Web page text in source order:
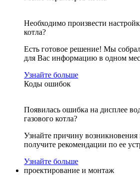
Необходимо произвести
котла?
Есть готовое решение! Мы
для Вас информацию в одном
Узнайте больше
Коды ошибок
Появилась ошибка на дисплее
газового котла?
Узнайте причину возникновения
получите рекомендации по ее
Узнайте больше
проектирование и монтаж